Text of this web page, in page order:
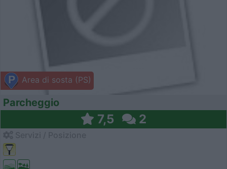
Area di sosta (PS)
Parcheggio
7,5 2